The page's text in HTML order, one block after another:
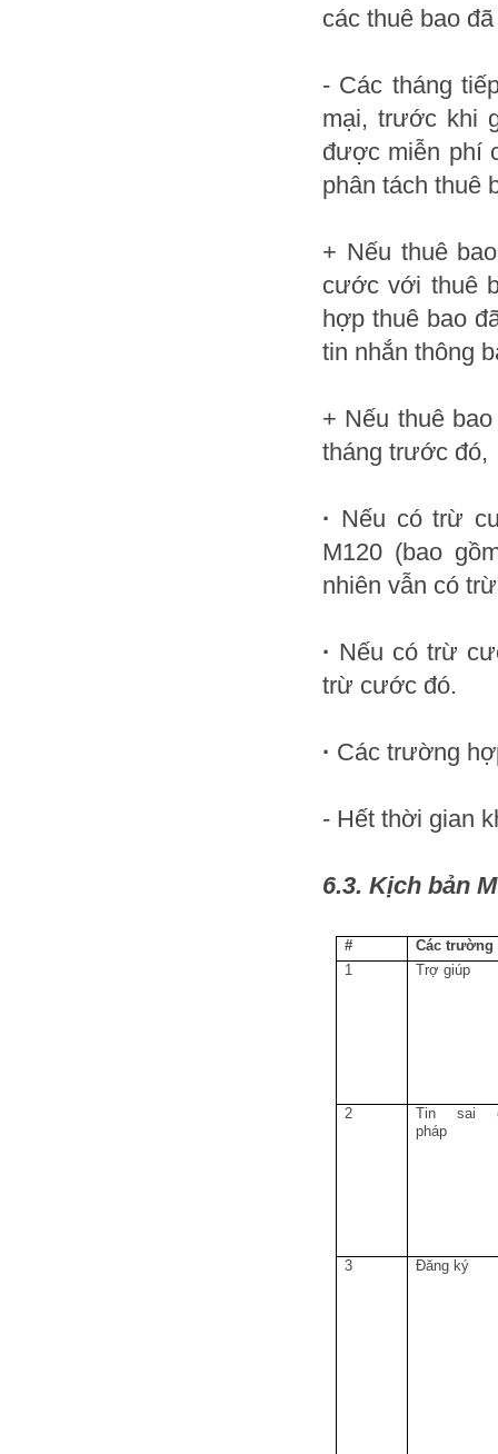
các thuê bao
- Các tháng
mại, trước khi
được miễn phí
phân tách thuê
+ Nếu thuê
cước với thuê
hợp thuê bao
tin nhắn thông
+ Nếu thuê
tháng trước đó,
· Nếu có trừ
M120 (bao
nhiên vẫn có
· Nếu có trừ
trừ cước đó.
· Các trường
- Hết thời gian
6.3. Kịch bản
#
Các trường
1
Trợ giúp
2
Tin sai
pháp
3 Đăng ký